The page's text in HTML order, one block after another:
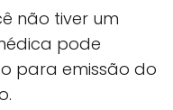
não tiver um
pode
para emissão do